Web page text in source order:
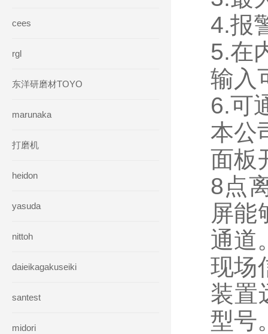
cees
rgl
东洋研磨材TOYO
marunaka
打磨机
heidon
yasuda
nittoh
daieikagakuseiki
santest
midori
4.报
5.在
输入
6.可
本公
面板
8点
屏能
通道
现场
装置
型号